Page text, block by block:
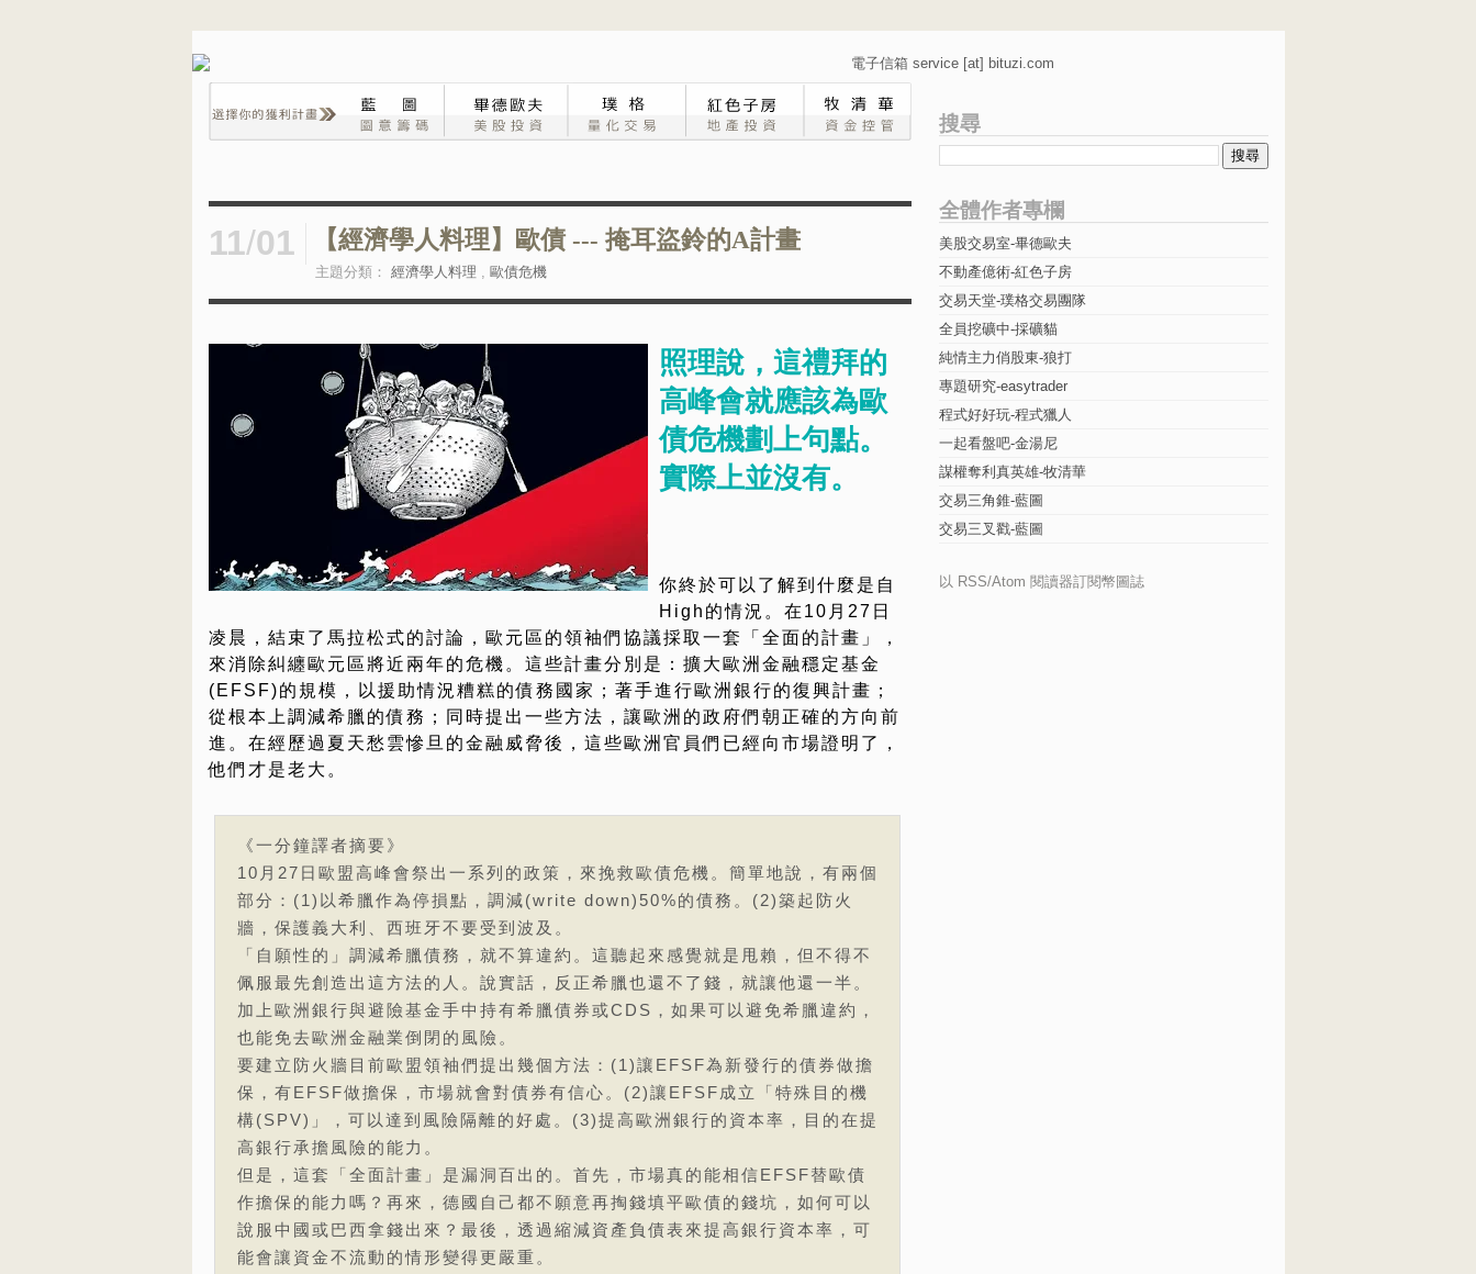
電子信箱 service [at] bituzi.com
11/01 【經濟學人料理】歐債 --- 掩耳盜鈴的A計畫
主題分類： 經濟學人料理 , 歐債危機
照理說，這禮拜的
高峰會就應該為歐
債危機劃上句點。
實際上並沒有。
你終於可以了解到什麼是自
High的情況。在10月27日
凌晨，結束了馬拉松式的討論，歐元區的領袖們協議採取一套「全面的計畫」，
來消除糾纏歐元區將近兩年的危機。這些計畫分別是：擴大歐洲金融穩定基金
(EFSF)的規模，以援助情況糟糕的債務國家；著手進行歐洲銀行的復興計畫；
從根本上調減希臘的債務；同時提出一些方法，讓歐洲的政府們朝正確的方向前
進。在經歷過夏天愁雲慘旦的金融威脅後，這些歐洲官員們已經向市場證明了，
他們才是老大。
《一分鐘譯者摘要》
10月27日歐盟高峰會祭出一系列的政策，來挽救歐債危機。簡單地說，有兩個
部分：(1)以希臘作為停損點，調減(write down)50%的債務。(2)築起防火
牆，保護義大利、西班牙不要受到波及。
「自願性的」調減希臘債務，就不算違約。這聽起來感覺就是甩賴，但不得不
佩服最先創造出這方法的人。說實話，反正希臘也還不了錢，就讓他還一半。
加上歐洲銀行與避險基金手中持有希臘債券或CDS，如果可以避免希臘違約，
也能免去歐洲金融業倒閉的風險。
要建立防火牆目前歐盟領袖們提出幾個方法：(1)讓EFSF為新發行的債券做擔
保，有EFSF做擔保，市場就會對債券有信心。(2)讓EFSF成立「特殊目的機
構(SPV)」，可以達到風險隔離的好處。(3)提高歐洲銀行的資本率，目的在提
高銀行承擔風險的能力。
但是，這套「全面計畫」是漏洞百出的。首先，市場真的能相信EFSF替歐債
作擔保的能力嗎？再來，德國自己都不願意再掏錢填平歐債的錢坑，如何可以
說服中國或巴西拿錢出來？最後，透過縮減資產負債表來提高銀行資本率，可
能會讓資金不流動的情形變得更嚴重。
搜尋
全體作者專欄
美股交易室-畢德歐夫
不動產億術-紅色子房
交易天堂-璞格交易團隊
全員挖礦中-採礦貓
純情主力俏股東-狼打
專題研究-easytrader
程式好好玩-程式獵人
一起看盤吧-金湯尼
謀權奪利真英雄-牧清華
交易三角錐-藍圖
交易三叉戳-藍圖
以 RSS/Atom 閱讀器訂閱幣圖誌